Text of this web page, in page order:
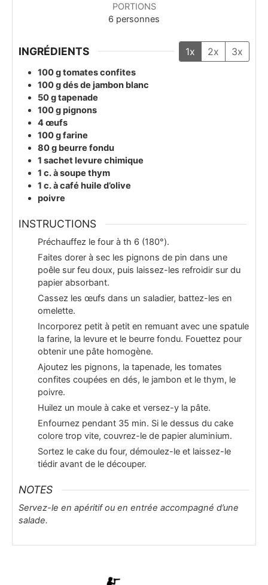
PORTIONS
6 personnes
INGRÉDIENTS 1x 2x 3x
100gtomates confites
100gdés de jambon blanc
50gtapenade
100gpignons
4œufs
100gfarine
80g beurre fondu
1 sachetlevure chimique
1 c. à soupe thym
1 c. à café huile d’olive
poivre
INSTRUCTIONS
Préchauffez le four à th 6 (180°).
Faites dorer à sec les pignons de pin dans une
poêle sur feu doux, puis laissez-les refroidir sur du
papier absorbant.
Cassez les œufs dans un saladier, battez-les en
omelette.
Incorporez petit à petit en remuant avec une spatule
la farine, la levure et le beurre fondu. Fouettez pour
obtenir une pâte homogène.
Ajoutez les pignons, la tapenade, les tomates
confites coupées en dés, le jambon et le thym, le
poivre.
Huilez un moule à cake et versez-y la pâte.
Enfournez pendant 35 min. Si le dessus du cake
colore trop vite, couvrez-le de papier aluminium.
Sortez le cake du four, démoulez-le et laissez-le
tiédir avant de le découper.
NOTES
Servez-le en apéritif ou en entrée accompagné d’une
salade.